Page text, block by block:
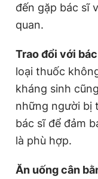
đến gặp bác sĩ
quan.
Trao đổi với
loại thuốc
kháng sinh
những người bị
bác sĩ để đảm
là phù hợp.
Ăn uống cân